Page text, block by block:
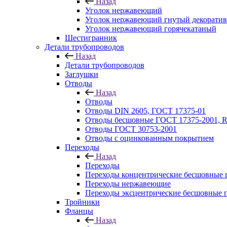
Уголок нержавеющий
Уголок нержавеющий гнутый
Уголок нержавеющий горячекатаный
Шестигранник
Детали трубопроводов
Назад
Детали трубопроводов
Заглушки
Отводы
Назад
Отводы
Отводы DIN 2605, ГОСТ 17375-01
Отводы бесшовные ГОСТ 17375-2001,
Отводы ГОСТ 30753-2001
Отводы с оцинкованным покрытием
Переходы
Назад
Переходы
Переходы концентрические бесшовные
Переходы нержавеющие
Переходы эксцентрические бесшовные
Тройники
Фланцы
Назад